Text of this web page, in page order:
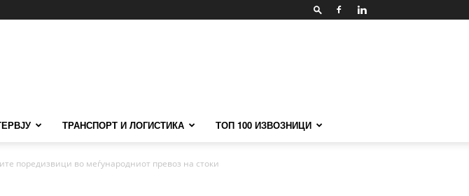
ТРАНСПОРТ И ЛОГИСТИКА ТОП 100 ИЗВОЗНИЦИ
поредизвици во меѓународниот превоз на стоки